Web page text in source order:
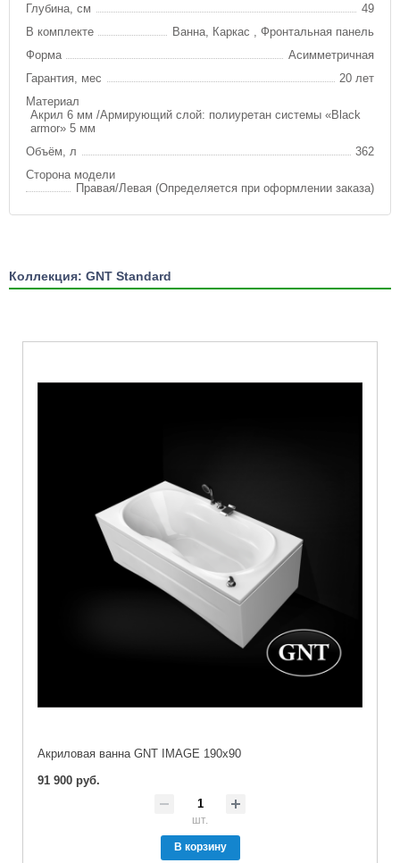
Глубина, см
49
В комплекте
Ванна, Каркас , Фронтальная панель
Форма
Асимметричная
Гарантия, мес
20 лет
Материал
Акрил 6 мм /Армирующий слой: полиуретан системы «Black
armor» 5 мм
Объём, л
362
Сторона модели
Правая/Левая (Определяется при оформлении заказа)
Коллекция: GNT Standard
Акриловая ванна GNT IMAGE 190x90
91 900 руб.
шт.
В корзину